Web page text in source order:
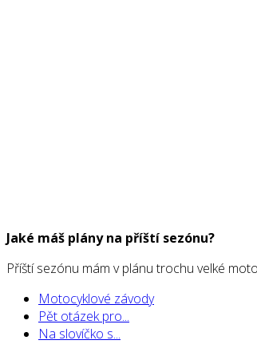
Jaké máš plány na příští sezónu?
Příští sezónu mám v plánu trochu velké
Motocyklové závody
Pět otázek pro...
Na slovíčko s...